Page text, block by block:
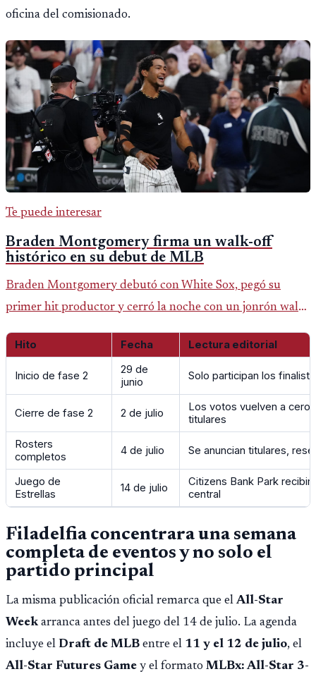
oficina del comisionado.
Te puede interesar
Braden Montgomery firma un walk-off
histórico en su debut de MLB
Braden Montgomery debutó con White Sox, pegó su
primer hit productor y cerró la noche con un jonrón walk-
off de dos carreras que MLB ubicó como el quinto caso de
este tipo en la historia.
Hito Fecha Lectura editorial
Inicio de fase 2
29 de
junio
Solo participan los
Cierre de fase 2 2 de julio
Los votos vuelven a cero
titulares
Rosters
completos
4 de julio Se anuncian titulares,
Juego de
Estrellas
14 de julio
Citizens Bank Park
central
Filadelfia concentrara una semana
completa de eventos y no solo el
partido principal
La misma publicación oficial remarca que elAll-Star
Weekarranca antes del juego del 14 de julio. La agenda
incluye el Draft de MLB entre el 11 y el 12 de julio, el
All-Star Futures Game y el formato MLBx: All-Star 3-